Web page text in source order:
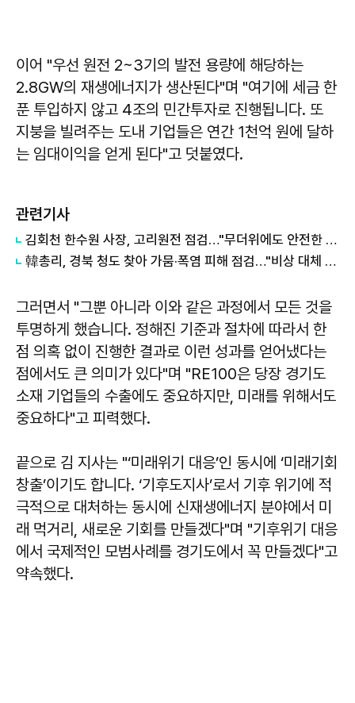
이어 "우선 원전 2~3기의 발전 용량에 해당하는
2.8GW의 재생에너지가 생산된다"며 "여기에 세금 한
푼 투입하지 않고 4조의 민간투자로 진행됩니다. 또
지붕을 빌려주는 도내 기업들은 연간 1천억 원에 달하
는 임대이익을 얻게 된다"고 덧붙였다.
관련기사
김회천 한수원 사장, 고리원전 점검…"무더위에도 안전한 작업환경 중요"
韓총리, 경북 청도 찾아 가뭄·폭염 피해 점검…"비상 대체 수원 적극 활용"
그러면서 "그뿐 아니라 이와 같은 과정에서 모든 것을
투명하게 했습니다. 정해진 기준과 절차에 따라서 한
점 의혹 없이 진행한 결과로 이런 성과를 얻어냈다는
점에서도 큰 의미가 있다"며 "RE100은 당장 경기도
소재 기업들의 수출에도 중요하지만, 미래를 위해서도
중요하다"고 피력했다.
끝으로 김 지사는 "‘미래위기 대응’인 동시에 ‘미래기회
창출’이기도 합니다. ‘기후도지사’로서 기후 위기에 적
극적으로 대처하는 동시에 신재생에너지 분야에서 미
래 먹거리, 새로운 기회를 만들겠다"며 "기후위기 대응
에서 국제적인 모범사례를 경기도에서 꼭 만들겠다"고
약속했다.